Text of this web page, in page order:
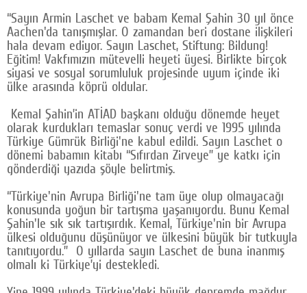
“Sayın Armin Laschet ve babam Kemal Şahin 30 yıl önce
Aachen'da tanışmışlar. O zamandan beri dostane ilişkileri
hala devam ediyor. Sayın Laschet, Stiftung: Bildung!
Eğitim! Vakfımızın mütevelli heyeti üyesi. Birlikte birçok
siyasi ve sosyal sorumluluk projesinde uyum içinde iki
ülke arasında köprü oldular.
Kemal Şahin’in ATİAD başkanı olduğu dönemde heyet
olarak kurdukları temaslar sonuç verdi ve 1995 yılında
Türkiye Gümrük Birliği'ne kabul edildi. Sayın Laschet o
dönemi babamın kitabı “Sıfırdan Zirveye” ye katkı için
gönderdiği yazıda şöyle belirtmiş.
“Türkiye'nin Avrupa Birliği'ne tam üye olup olmayacağı
konusunda yoğun bir tartışma yaşanıyordu. Bunu Kemal
Şahin'le sık sık tartışırdık. Kemal, Türkiye'nin bir Avrupa
ülkesi olduğunu düşünüyor ve ülkesini büyük bir tutkuyla
tanıtıyordu.” O yıllarda sayın Laschet de buna inanmış
olmalı ki Türkiye’yi destekledi.